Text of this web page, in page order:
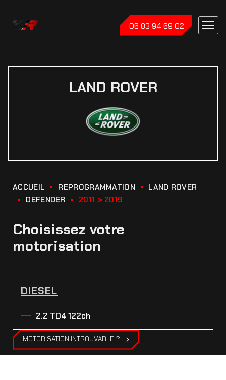
06 83 94 69 02
LAND ROVER
ACCUEIL REPROGRAMMATION
LAND ROVER
DEFENDER
2011 > 2019
Choisissez votre
motorisation
DIESEL
2.2 TD4 122ch
MOTORISATION INTROUVABLE ?